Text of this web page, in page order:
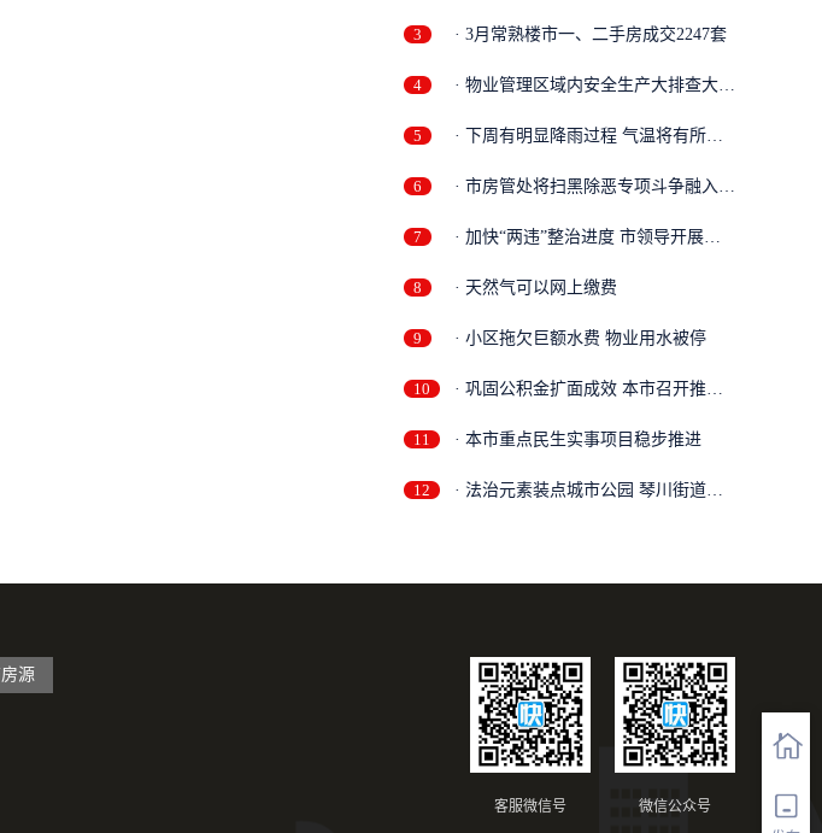
3
· 3月常熟楼市一、二手房成交2247套
4
· 物业管理区域内安全生产大排查大整
5
· 下周有明显降雨过程 气温将有所回
6
· 市房管处将扫黑除恶专项斗争融入日
7
· 加快“两违”整治进度 市领导开展三
8
· 天然气可以网上缴费
9 · 小区拖欠巨额水费 物业用水被停
10
· 巩固公积金扩面成效 本市召开推进
11
· 本市重点民生实事项目稳步推进
12
· 法治元素装点城市公园 琴川街道法
源
微信公众号
客服微信号